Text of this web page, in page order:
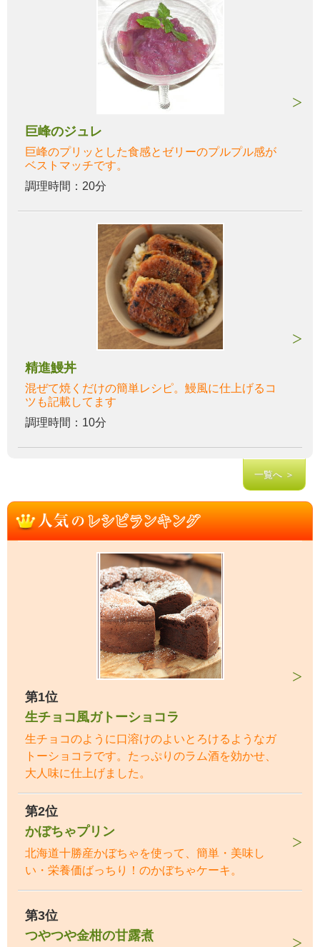
巨峰のジュレ
巨峰のプリッとした食感とゼリーのプルプル感が
ベストマッチです。
調理時間：20分
精進鰻丼
混ぜて焼くだけの簡単レシピ。鰻風に仕上げるコ
ツも記載してます
調理時間：10分
一覧へ ＞
第1位
生チョコ風ガトーショコラ
生チョコのように口溶けのよいとろけるようなガ
トーショコラです。たっぷりのラム酒を効かせ、
大人味に仕上げました。
第2位
かぼちゃプリン
北海道十勝産かぼちゃを使って、簡単・美味し
い・栄養価ばっちり！のかぼちゃケーキ。
第3位
つやつや金柑の甘露煮